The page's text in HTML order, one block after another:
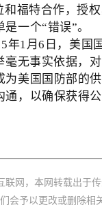
福特合作，授
一个“错误”。
年1月6日，美国
无事实依据，
美国国防部的
，以确保获得
联网，本网转载出于
会予以更改或删除相